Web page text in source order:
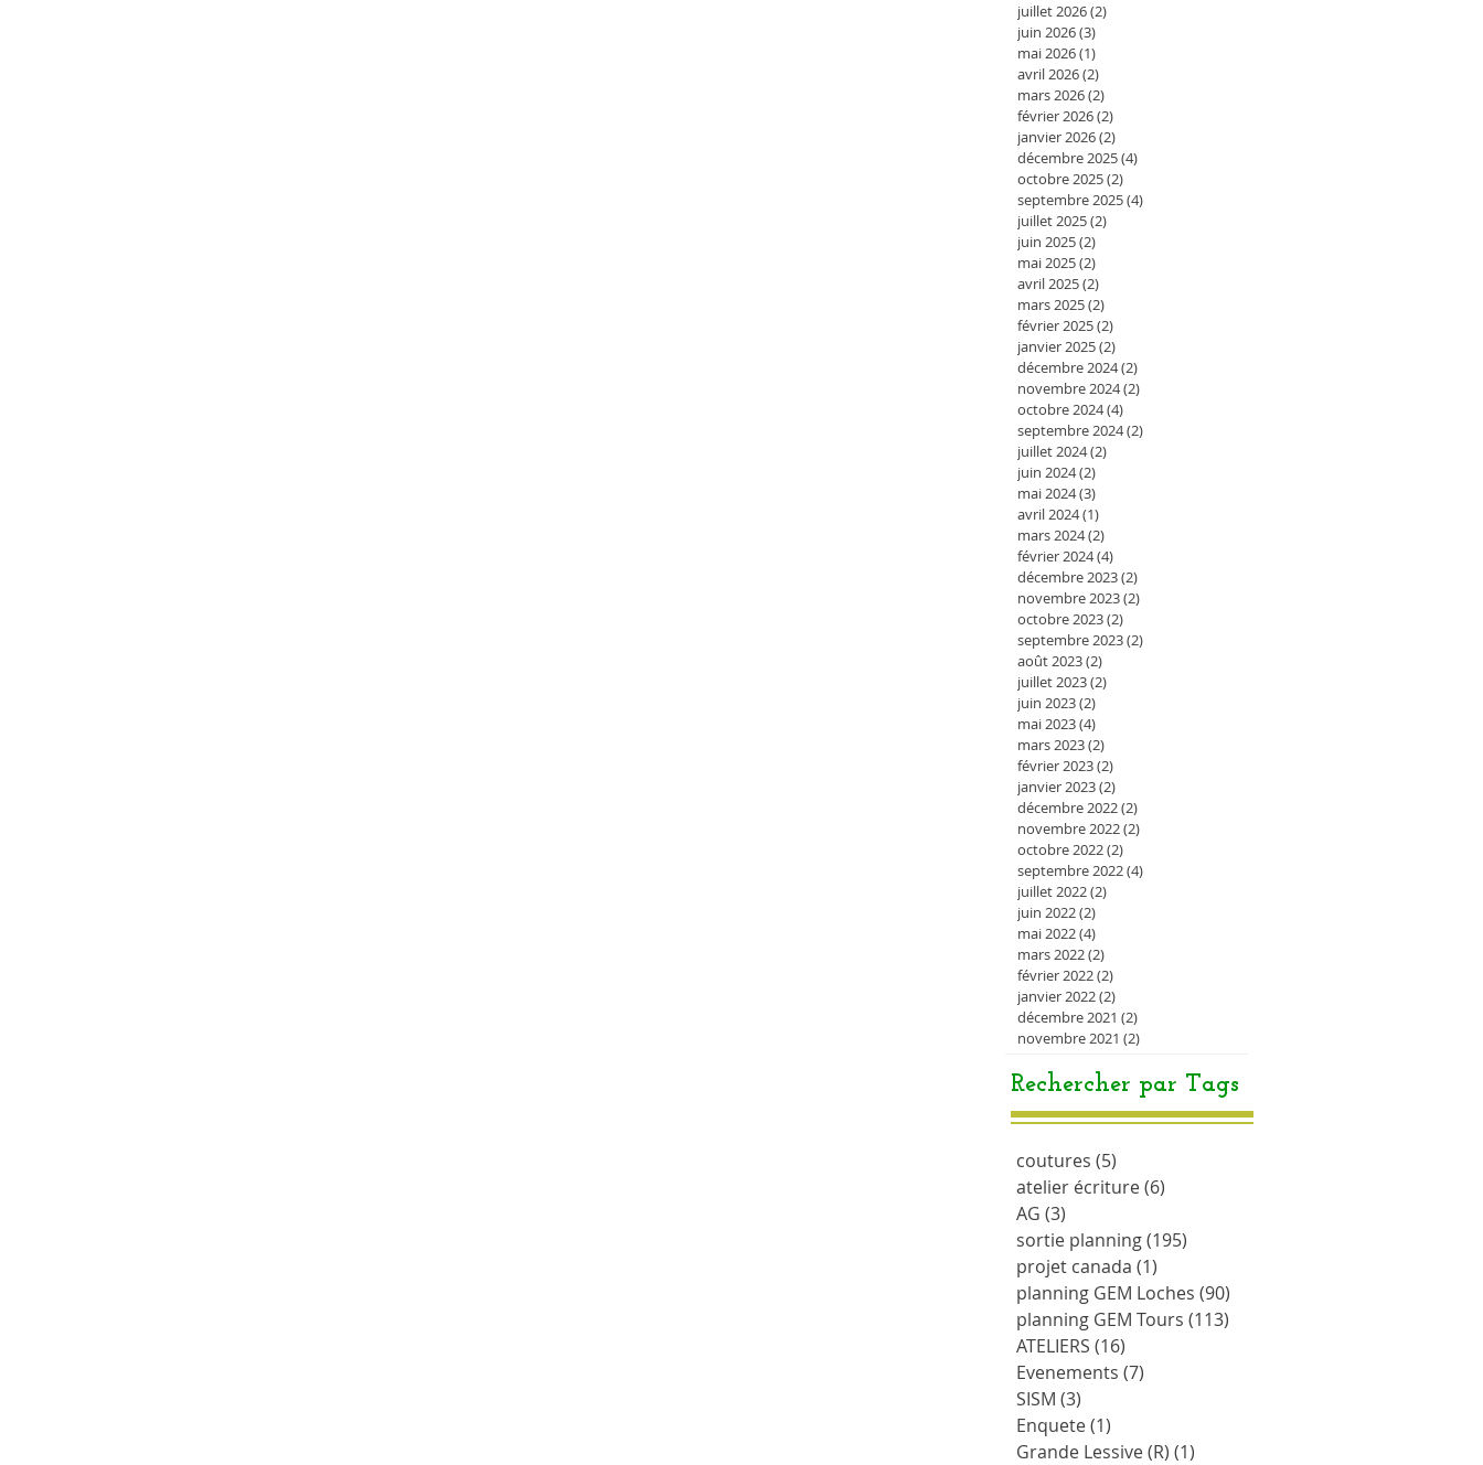
juillet 2026(2)
juin 2026(3)
mai 2026(1)
avril 2026(2)
mars 2026(2)
février 2026(2)
janvier 2026(2)
décembre 2025(4)
octobre 2025(2)
septembre 2025(4)
juillet 2025(2)
juin 2025(2)
mai 2025(2)
avril 2025(2)
mars 2025(2)
février 2025(2)
janvier 2025(2)
décembre 2024(2)
novembre 2024(2)
octobre 2024(4)
septembre 2024(2)
juillet 2024(2)
juin 2024(2)
mai 2024(3)
avril 2024(1)
mars 2024(2)
février 2024(4)
décembre 2023(2)
novembre 2023(2)
octobre 2023(2)
septembre 2023(2)
août 2023(2)
juillet 2023(2)
juin 2023(2)
mai 2023(4)
mars 2023(2)
février 2023(2)
janvier 2023(2)
décembre 2022(2)
novembre 2022(2)
octobre 2022(2)
septembre 2022(4)
juillet 2022(2)
juin 2022(2)
mai 2022(4)
mars 2022(2)
février 2022(2)
janvier 2022(2)
décembre 2021 (2)
novembre 2021 (2)
Rechercher par Tags
coutures (5)
atelier écriture(6)
AG (3)
sortie planning(195)
projet canada (1)
planning GEM Loches (90)
planning GEM Tours (113)
ATELIERS (16)
Evenements (7)
SISM (3)
Enquete(1)
Grande Lessive (R) (1)